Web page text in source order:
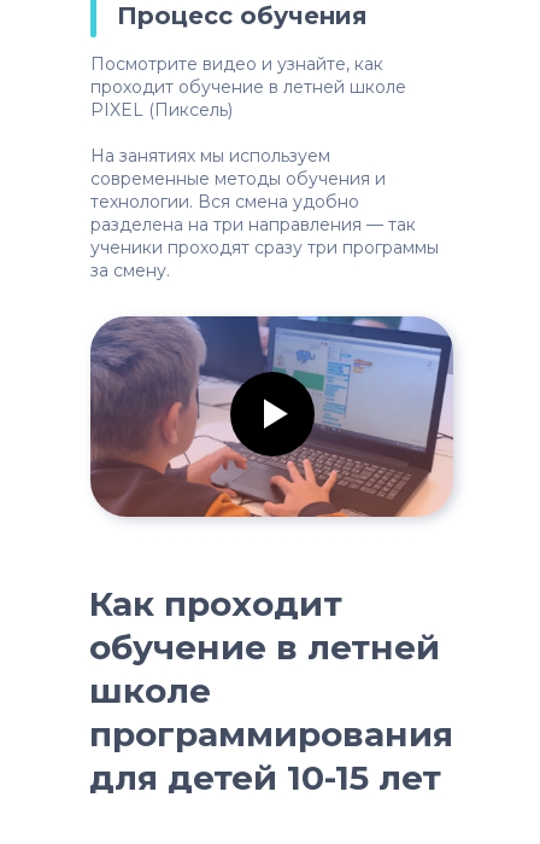
Процесс обучения
Посмотрите видео и узнайте, как
проходит обучение в летней школе
PIXEL (Пиксель)
На занятиях мы используем
современные методы обучения и
технологии. Вся смена удобно
разделена на три направления — так
ученики проходят сразу три программы
за смену.
Как проходит
обучение в летней
школе
программирования
для детей 10-15 лет